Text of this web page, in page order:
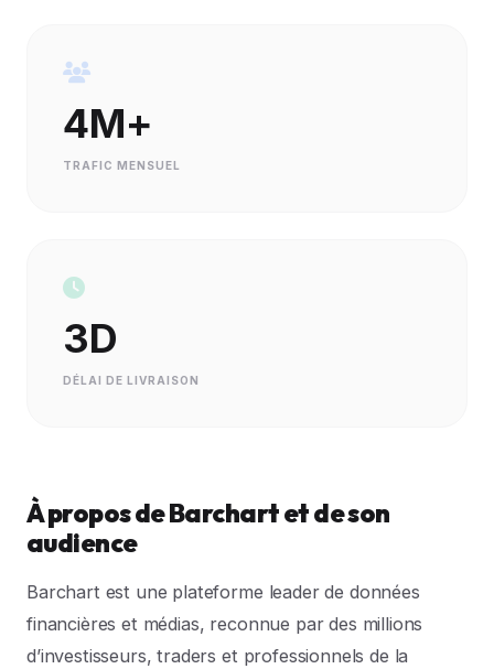
4M+
TRAFIC MENSUEL
3D
DÉLAI DE LIVRAISON
À propos de Barchart et de son
audience
Barchart est une plateforme leader de données
financières et médias, reconnue par des millions
d’investisseurs, traders et professionnels de la